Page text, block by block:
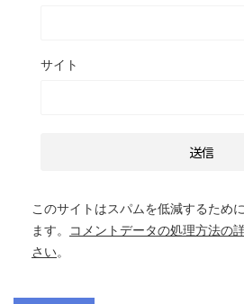
サイト
このサイトはスパムを低減するため
ます。
コメントデータの処理方法の
さい。